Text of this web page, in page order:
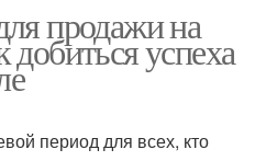
продажи на
успеха
период для всех, кто